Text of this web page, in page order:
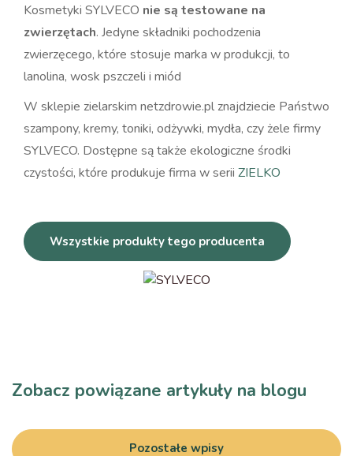
Kosmetyki SYLVECO nie są testowane na
zwierzętach. Jedyne składniki pochodzenia
zwierzęcego, które stosuje marka w produkcji, to
lanolina, wosk pszczeli i miód
W sklepie zielarskim netzdrowie.pl znajdziecie Państwo
szampony, kremy, toniki, odżywki, mydła, czy żele firmy
SYLVECO. Dostępne są także ekologiczne środki
czystości, które produkuje firma w serii ZIELKO
Wszystkie produkty tego producenta
Zobacz powiązane artykuły na blogu
Pozostałe wpisy